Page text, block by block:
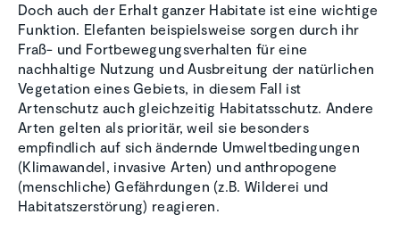
Doch auch der Erhalt ganzer Habitate ist eine wichtige
Funktion. Elefanten beispielsweise sorgen durch ihr
Fraß- und Fortbewegungsverhalten für eine
nachhaltige Nutzung und Ausbreitung der natürlichen
Vegetation eines Gebiets, in diesem Fall ist
Artenschutz auch gleichzeitig Habitatsschutz. Andere
Arten gelten als prioritär, weil sie besonders
empfindlich auf sich ändernde Umweltbedingungen
(Klimawandel, invasive Arten) und anthropogene
(menschliche) Gefährdungen (z.B. Wilderei und
Habitatszerstörung) reagieren.